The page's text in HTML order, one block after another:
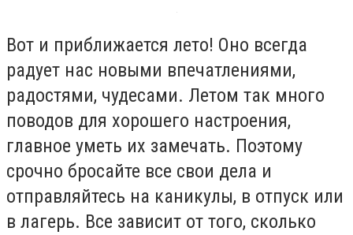
Вот и приближается лето! Оно всегда
радует нас новыми впечатлениями,
радостями, чудесами. Летом так много
поводов для хорошего настроения,
главное уметь их замечать. Поэтому
срочно бросайте все свои дела и
отправляйтесь на каникулы, в отпуск или
в лагерь. Все зависит от того, сколько